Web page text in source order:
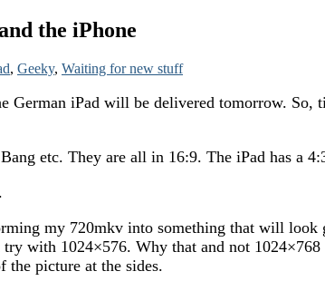
the iPhone
, Geeky, Waiting for new stuff
German iPad will be delivered tomorrow.
etc. They are all in 16:9. The iPad has a
my 720mkv into something that will
with 1024×576. Why that and not
the picture at the sides.